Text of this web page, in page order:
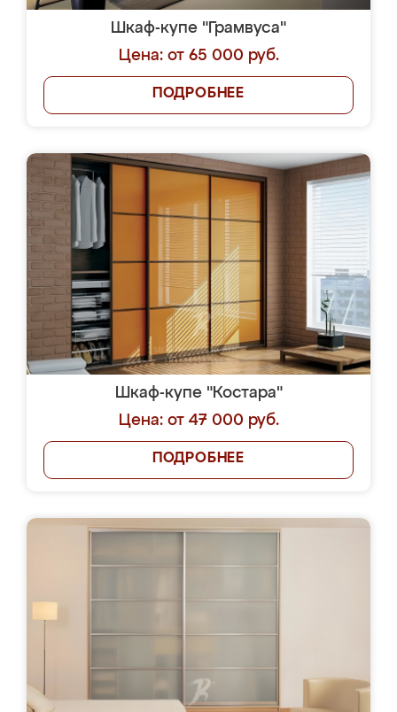
Шкаф-купе "Грамвуса"
Цена: от 65 000 руб.
ПОДРОБНЕЕ
Шкаф-купе "Костара"
Цена: от 47 000 руб.
ПОДРОБНЕЕ